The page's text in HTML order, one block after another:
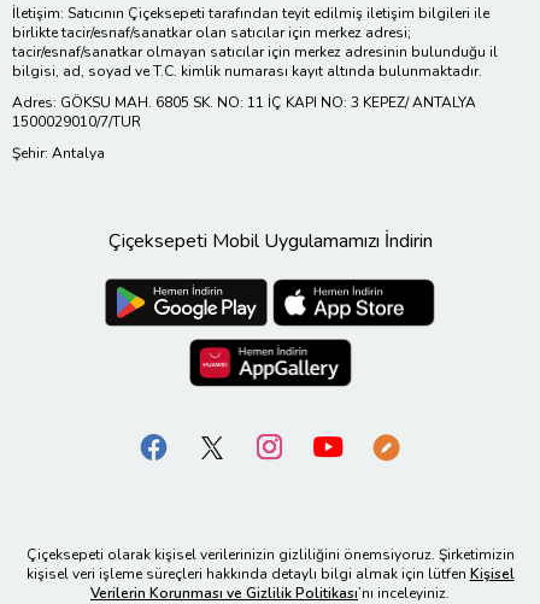
İletişim: Satıcının Çiçeksepeti tarafından teyit edilmiş iletişim bilgileri ile
birlikte tacir/esnaf/sanatkar olan satıcılar için merkez adresi;
tacir/esnaf/sanatkar olmayan satıcılar için merkez adresinin bulunduğu il
bilgisi, ad, soyad ve T.C. kimlik numarası kayıt altında bulunmaktadır.
Adres: GÖKSU MAH. 6805 SK. NO: 11 İÇ KAPI NO: 3 KEPEZ/ ANTALYA
1500029010/7/TUR
Şehir: Antalya
Çiçeksepeti Mobil Uygulamamızı İndirin
Çiçeksepeti olarak kişisel verilerinizin gizliliğini önemsiyoruz. Şirketimizin
kişisel veri işleme süreçleri hakkında detaylı bilgi almak için lütfen Kişisel
Verilerin Korunması ve Gizlilik Politikası’nı inceleyiniz.